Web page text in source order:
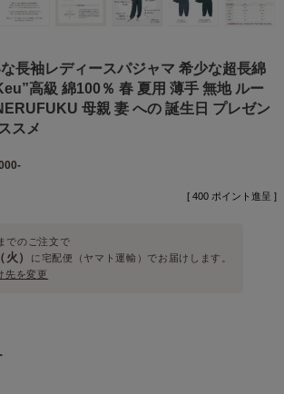
な長袖レディースパジャマ 希少な超長綿
高級 綿100％ 春 夏用 薄手 無地 ルー
母親 妻 への 誕生日 プレゼン
スメ
[ 400 ポイント進呈 ]
でのご注文で
） に 宅配便（ヤマト運輸） でお届けします。
先を変更